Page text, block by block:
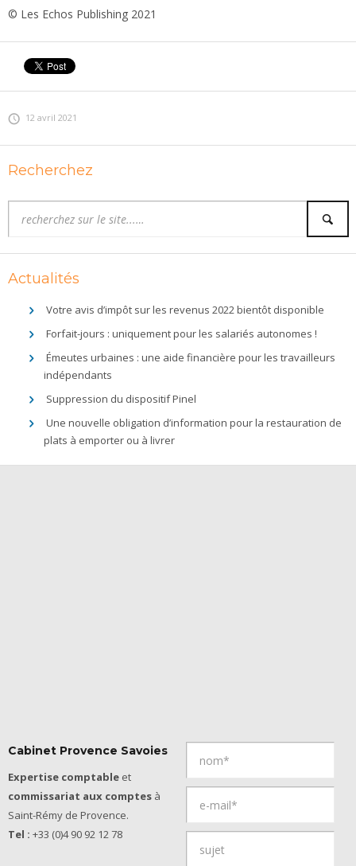
© Les Echos Publishing 2021
12 avril 2021
Recherchez
Actualités
Votre avis d’impôt sur les revenus 2022 bientôt disponible
Forfait-jours : uniquement pour les salariés autonomes !
Émeutes urbaines : une aide financière pour les travailleurs
indépendants
Suppression du dispositif Pinel
Une nouvelle obligation d’information pour la restauration de
plats à emporter ou à livrer
Cabinet Provence Savoies
Expertise comptable et
commissariat aux comptes à
Saint-Rémy de Provence.
Tel : +33 (0)4 90 92 12 78